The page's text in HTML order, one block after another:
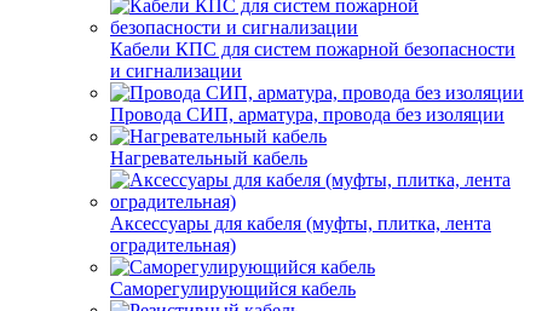
Кабели КПС для систем пожарной безопасности
и сигнализации
Провода СИП, арматура, провода без изоляции
Нагревательный кабель
Аксессуары для кабеля (муфты, плитка, лента
оградительная)
Саморегулирующийся кабель